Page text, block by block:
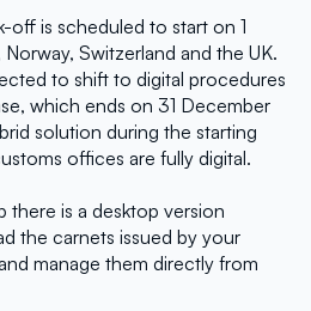
off is scheduled to start on 1
Switzerland and the UK.
to shift to digital procedures
which ends on 31 December
solution during the starting
offices are fully digital.
there is a desktop version
the carnets issued by your
manage them directly from